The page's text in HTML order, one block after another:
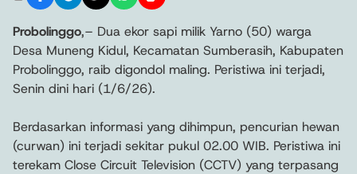
Probolinggo,– Dua ekor sapi milik Yarno (50) warga
Desa Muneng Kidul, Kecamatan Sumberasih, Kabupaten
Probolinggo, raib digondol maling. Peristiwa ini terjadi,
Senin dini hari (1/6/26).
Berdasarkan informasi yang dihimpun, pencurian hewan
(curwan) ini terjadi sekitar pukul 02.00 WIB. Peristiwa ini
terekam Close Circuit Television (CCTV) yang terpasang